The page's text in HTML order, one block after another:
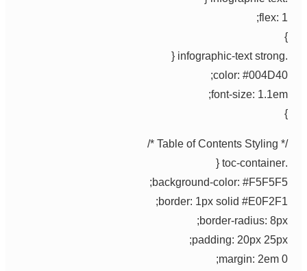
flex:
color:
font-size:
background-color:
border: 1px solid
border-radius:
padding: 20px
margin: 2em